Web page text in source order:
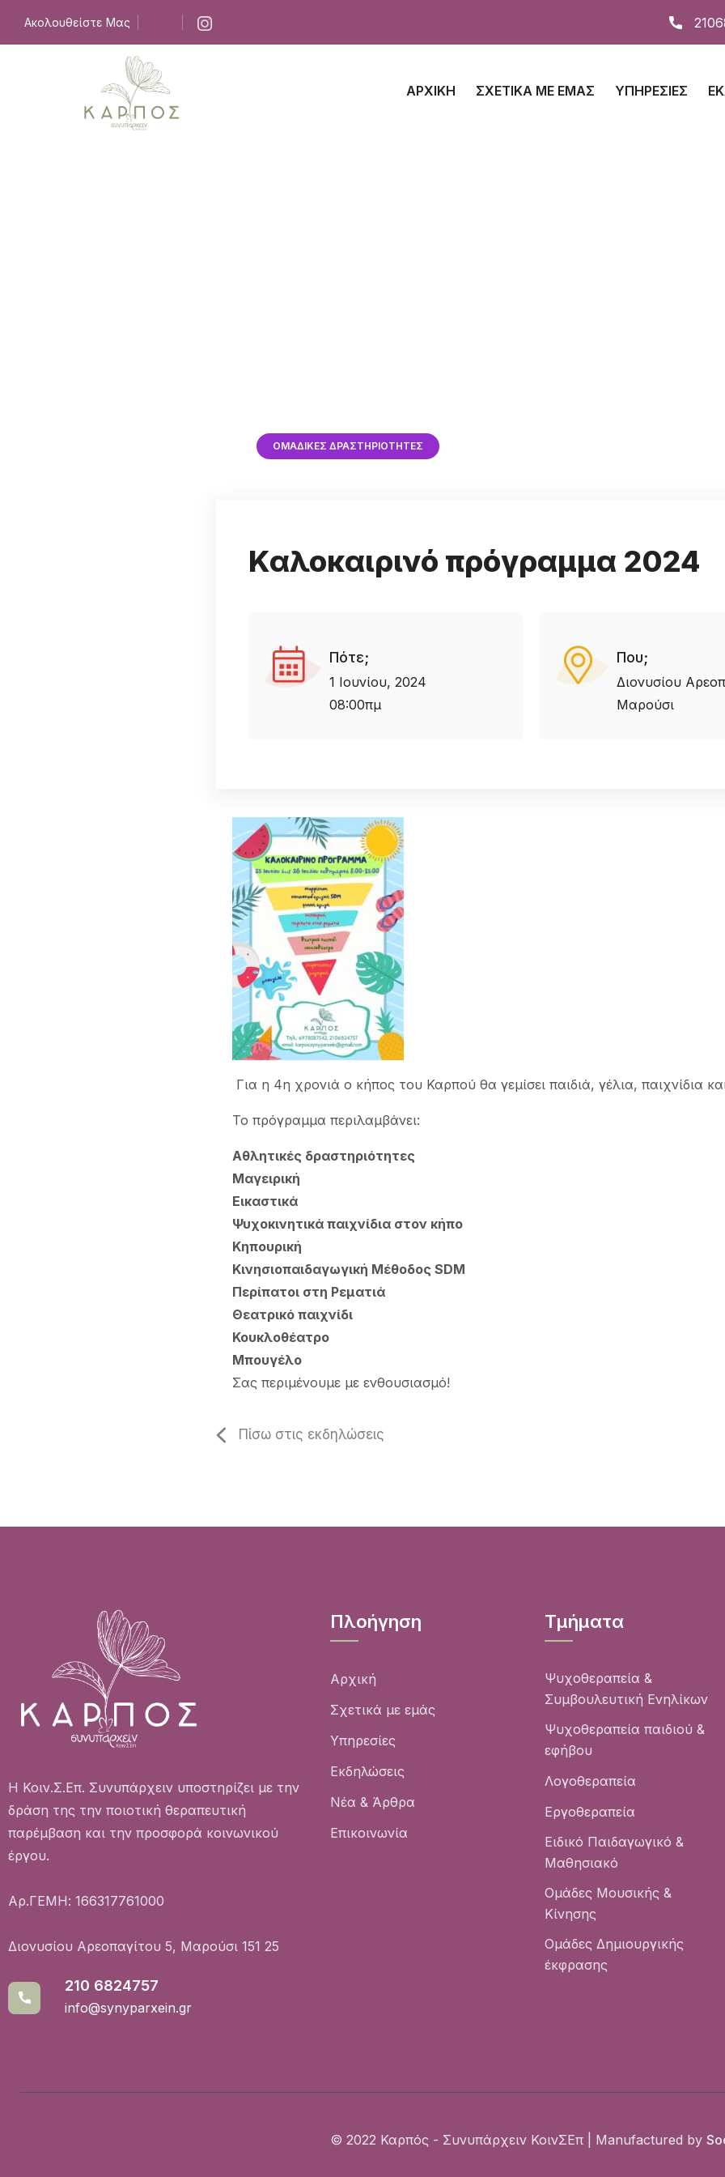
Ακολουθείστε Μας
ΑΡΧΙΚΉ ΣΧΕΤΙΚΆ ΜΕ ΕΜΆΣ ΥΠΗΡΕΣΊΕΣ
ΟΜΑΔΙΚΈΣ ΔΡΑΣΤΗΡΙΌΤΗΤΕΣ
Καλοκαιρινό πρόγραμμα 2024
Πότε;
1 Ιουνίου, 2024
08:00πμ
Που;
Διονυσίου
Μαρούσι
Για η 4η χρονιά ο κήπος του Καρπού θα γεμίσει παιδιά, γέλια, παιχνίδια
Το πρόγραμμα περιλαμβάνει:
Αθλητικές δραστηριότητες
Μαγειρική
Εικαστικά
Ψυχοκινητικά παιχνίδια στον κήπο
Κηπουρική
Κινησιοπαιδαγωγική Μέθοδος SDM
Περίπατοι στη Ρεματιά
Θεατρικό παιχνίδι
Κουκλοθέατρο
Μπουγέλο
Σας περιμένουμε με ενθουσιασμό!
Πίσω στις εκδηλώσεις
Η Κοιν.Σ.Επ. Συνυπάρχειν υποστηρίζει με την
δράση της την ποιοτική θεραπευτική
παρέμβαση και την προσφορά κοινωνικού
έργου.
Αρ.ΓΕΜΗ: 166317761000
Διονυσίου Αρεοπαγίτου 5, Μαρούσι 151 25
210 6824757
info@synyparxein.gr
Πλοήγηση
Αρχική
Σχετικά με εμάς
Υπηρεσίες
Εκδηλώσεις
Νέα & Άρθρα
Επικοινωνία
Τμήματα
Ψυχοθεραπεία &
Συμβουλευτική Ενηλίκων
Ψυχοθεραπεία παιδιού &
εφήβου
Λογοθεραπεία
Εργοθεραπεία
Ειδικό Παιδαγωγικό &
Μαθησιακό
Ομάδες Μουσικής &
Κίνησης
Ομάδες Δημιουργικής
έκφρασης
© 2022 Καρπός - Συνυπάρχειν ΚοινΣΕπ | Manufactured by